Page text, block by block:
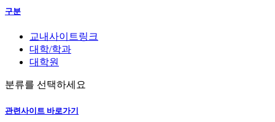
구분
교내사이트링크
대학/학과
대학원
분류를 선택하세요
관련사이트 바로가기